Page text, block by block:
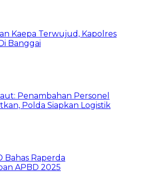
Kaepa Terwujud, Kapolres
Banggai
Penambahan Personel
Polda Siapkan Logistik
Bahas Raperda
APBD 2025